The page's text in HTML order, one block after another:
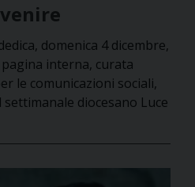
domenica 4 dicembre,
interna, curata
le comunicazioni sociali,
diocesano Luce